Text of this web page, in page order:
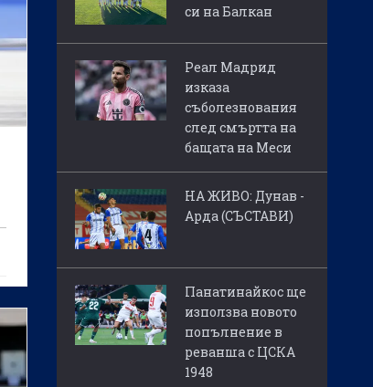
си на Балкан
Реал Мадрид
изказа
съболезнования
след смъртта на
бащата на Меси
НА ЖИВО: Дунав -
Арда (СЪСТАВИ)
Панатинайкос ще
използва новото
попълнение в
реванша с ЦСКА
1948